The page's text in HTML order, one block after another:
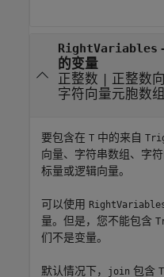
RightVariables
的变量
正整数 | 正整数
字符向量元胞数组
要包含在 T 中的来自
向量、字符串数组、字
标量或逻辑向量。
可以使用
量。但是，您不能包含
们不是变量。
默认情况下， join 包含